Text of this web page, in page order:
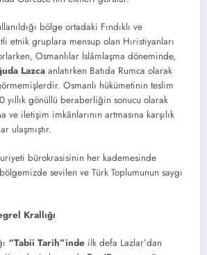
bölge ortadaki Fındıklı ve
etnik gruplara mensup olan Hıristiyanları
Osmanlılar İslâmlaşma döneminde,
Lazca anlatırken Batıda Rumca olarak
Osmanlı hükümetinin teslim
yıllık gönüllü beraberliğin sonucu olarak
ve iletişim imkânlarının artmasına karşılık
ulaşmıştır.
bürokrasisinin her kademesinde
sevilen ve Türk Toplumunun saygı
Krallığı
“Tabii Tarih”inde ilk defa Lazlar’dan